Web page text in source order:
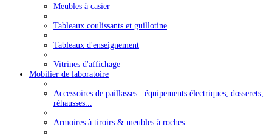
Meubles à casier
Tableaux coulissants et guillotine
Tableaux d'enseignement
Vitrines d'affichage
Mobilier de laboratoire
Accessoires de paillasses : équipements électriques, dosserets,
réhausses...
Armoires à tiroirs & meubles à roches